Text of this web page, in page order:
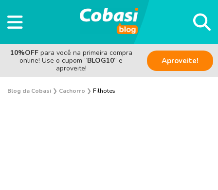
10%OFF para você na primeira compra
online! Use o cupom “BLOG10” e
aproveite!
Aproveite!
Blog da Cobasi ❯ Cachorro ❯ Filhotes